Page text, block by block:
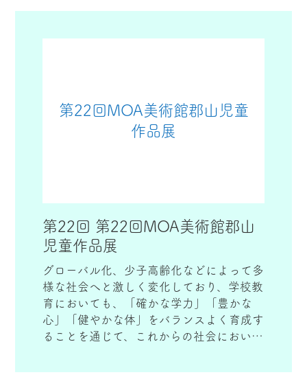
第22回MOA美術館郡山児童
作品展
第22回 第22回MOA美術館郡山
児童作品展
グローバル化、少子高齢化などによって多
様な社会へと激しく変化しており、学校教
育においても、「確かな学力」「豊かな
心」「健やかな体」をバランスよく育成す
ることを通じて、これからの社会において
なっている。